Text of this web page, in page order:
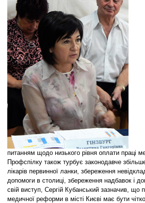
питанням щодо низького рівня оплати праці
Профспілку також турбує законодавче
лікарів первинної ланки, збереження
допомоги в столиці, збереження надбавок і
свій виступ, Сергій Кубанський зазначив, що
медичної реформи в місті Києві має бути чітко